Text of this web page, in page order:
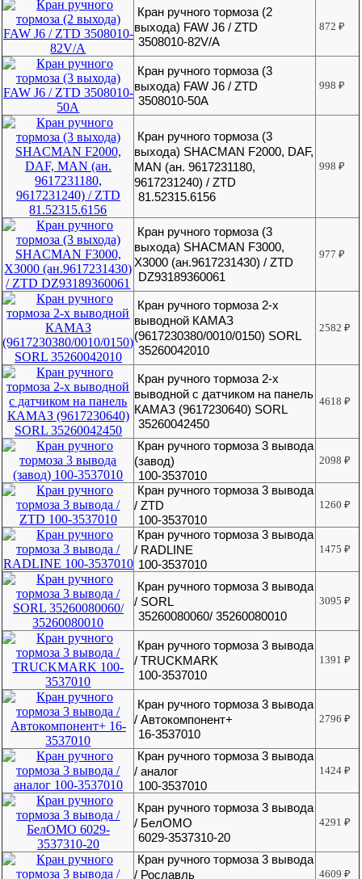
Кран ручного тормоза (2
выхода) FAW J6 / ZTD
3508010-82V/A
872₽
Кран ручного тормоза (3
выхода) FAW J6 / ZTD
3508010-50A
998₽
Кран ручного тормоза (3
выхода) SHACMAN F2000, DAF,
MAN (ан. 9617231180,
9617231240) / ZTD
81.52315.6156
998₽
Кран ручного тормоза (3
выхода) SHACMAN F3000,
X3000 (ан.9617231430) / ZTD
DZ93189360061
977₽
Кран ручного тормоза 2-х
выводной КАМАЗ
(9617230380/0010/0150) SORL
35260042010
2582₽
Кран ручного тормоза 2-х
выводной с датчиком на панель
КАМАЗ (9617230640) SORL
35260042450
4618₽
Кран ручного тормоза 3 вывода
(завод)
100-3537010
2098₽
Кран ручного тормоза 3 вывода
/ ZTD
100-3537010
1260₽
Кран ручного тормоза 3 вывода
/ RADLINE
100-3537010
1475₽
Кран ручного тормоза 3 вывода
/ SORL
35260080060/ 35260080010
3095₽
Кран ручного тормоза 3 вывода
/ TRUCKMARK
100-3537010
1391₽
Кран ручного тормоза 3 вывода
/ Автокомпонент+
16-3537010
2796₽
Кран ручного тормоза 3 вывода
/ аналог
100-3537010
1424₽
Кран ручного тормоза 3 вывода
/ БелОМО
6029-3537310-20
4291₽
Кран ручного тормоза 3 вывода
/ Рославль
4609₽